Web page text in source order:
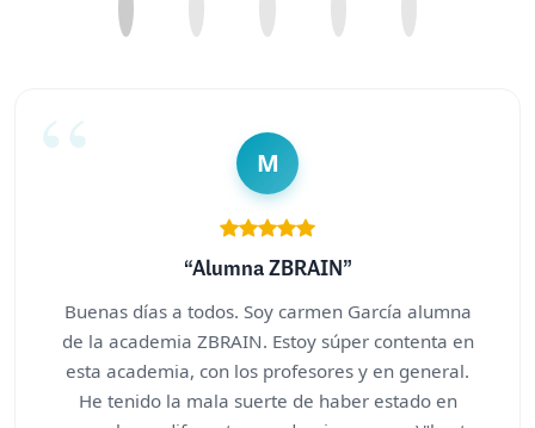
M
“Alumna ZBRAIN”
Buenas días a todos. Soy carmen García alumna
de la academia ZBRAIN. Estoy súper contenta en
esta academia, con los profesores y en general.
He tenido la mala suerte de haber estado en